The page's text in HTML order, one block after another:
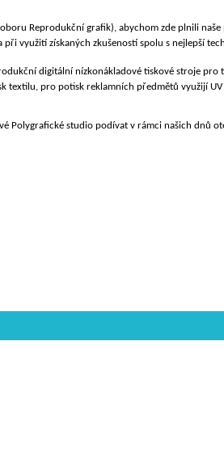
Reprodukční grafik), abychom zde plnili
využití získaných zkušeností spolu s nejlepší
digitální nízkonákladové tiskové stroje
pro potisk reklamních předmětů využijí
Polygrafické studio podívat v rámci našich dnů